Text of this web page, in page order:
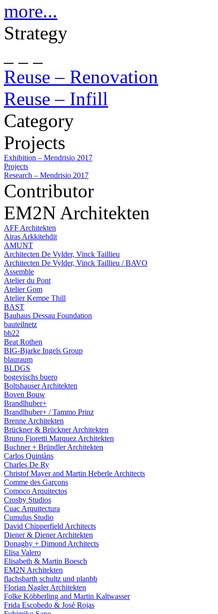
more...
Strategy
Reuse – Renovation
Reuse – Infill
Category
Projects
Exhibition – Mendrisio 2017
Projects
Research – Mendrisio 2017
Contributor
EM2N Architekten
AFF Architekten
Airas Arkkitehdit
AMUNT
Architecten De Vylder, Vinck Taillieu
Architecten De Vylder, Vinck Taillieu / BAVO
Assemble
Atelier du Pont
Atelier Gom
Atelier Kempe Thill
BAST
Bauhaus Dessau Foundation
bauteilnetz
bb22
Beat Rothen
BIG-Bjarke Ingels Group
blauraum
BLDGS
bogevischs buero
Boltshauser Architekten
Boven Bouw
Brandlhuber+
Brandlhuber+ / Tammo Prinz
Brenne Architekten
Brückner & Brückner Architekten
Bruno Fioretti Marquez Architekten
Buchner + Bründler Architekten
Carlos Quintàns
Charles De Ry
Christof Mayer and Martin Heberle Architects
Comme des Garçons
Comoco Arquitectos
Crosby Studios
Cuac Arquitectura
Cumulus Studio
David Chipperfield Architects
Diener & Diener Architekten
Donaghy + Dimond Architects
Elisa Valero
Elisabeth & Martin Boesch
EM2N Architekten
flachsbarth schultz und planbb
Florian Nagler Architekten
Folke Köbberling and Martin Kaltwasser
Frida Escobedo & José Rojas